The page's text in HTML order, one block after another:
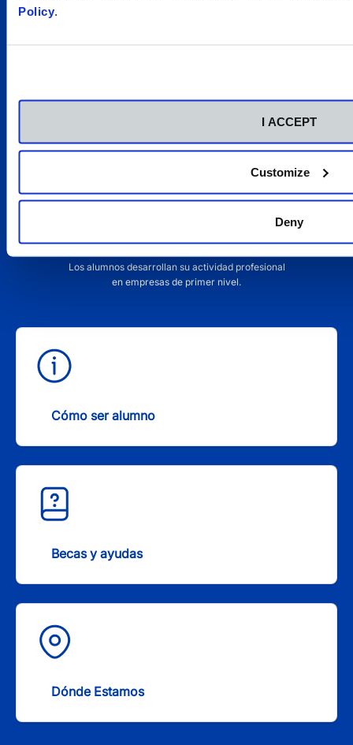
Policy.
I ACCEPT
Customize
Deny
BOLSA DE EMPLEO
Los alumnos desarrollan su actividad profesional
en empresas de primer nivel.
Cómo ser alumno
Becas y ayudas
Dónde Estamos